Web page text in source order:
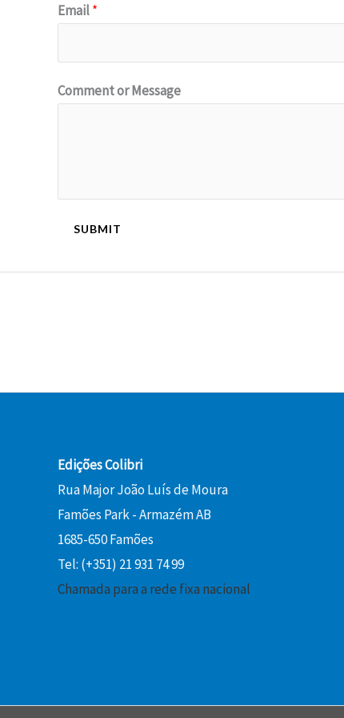
Email*
Comment or Message
SUBMIT
Edições Colibri
Rua Major João Luís de Moura
Famões Park - Armazém AB
1685-650 Famões
Tel: (+351) 21 931 74 99
Chamada para a rede fixa nacional